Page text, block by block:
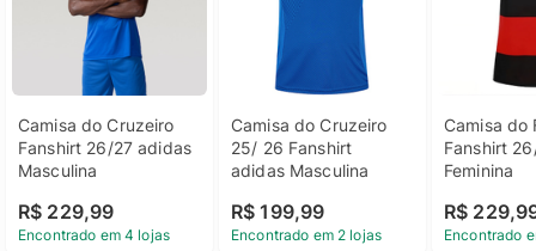
Camisa do Cruzeiro
Fanshirt 26/27 adidas
Masculina
R$ 229,99
Encontrado em 4 lojas
Camisa do Cruzeiro
25/ 26 Fanshirt
adidas Masculina
R$ 199,99
Encontrado em 2 lojas
Camisa do
Fanshirt
Feminina
R$
Encontrado